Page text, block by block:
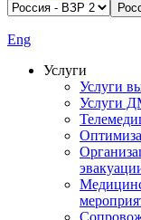
Eng
Услуги
Услуги
Услуги